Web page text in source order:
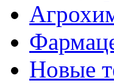
Новые